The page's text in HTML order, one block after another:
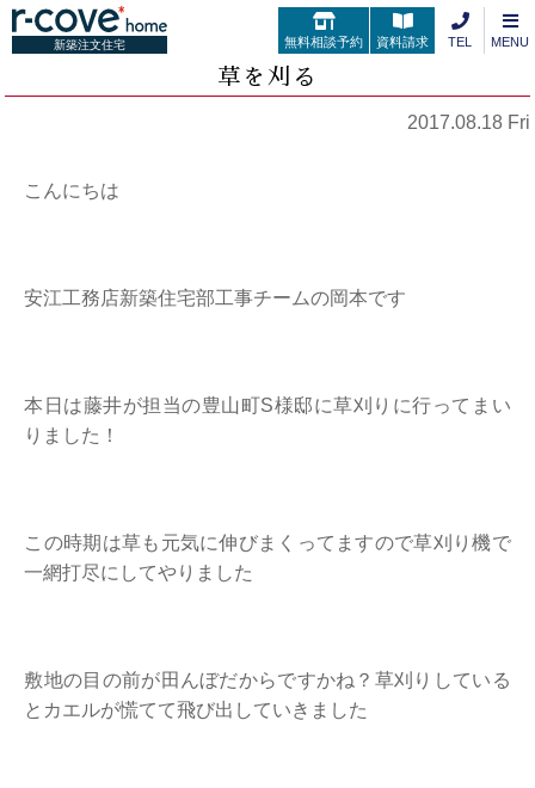
新築注文住宅 無料相談予約 資料請求 TEL MENU
草を刈る
2017.08.18 Fri
こんにちは
安江工務店新築住宅部工事チームの岡本です
本日は藤井が担当の豊山町S様邸に草刈りに行ってまい
りました！
この時期は草も元気に伸びまくってますので草刈り機で
一網打尽にしてやりました
敷地の目の前が田んぼだからですかね？草刈りしている
とカエルが慌てて飛び出していきました